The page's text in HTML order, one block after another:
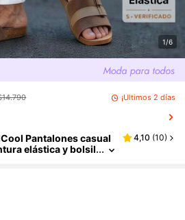
1/6
¡Últimos 2 días
Pantalones casual
elástica y bolsil
es un artículo versátil
de un hombr
gran regalo para un n
4,10 (10)